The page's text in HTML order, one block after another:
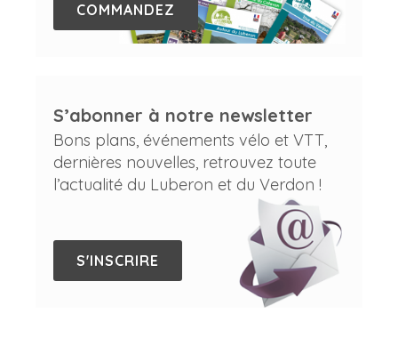
COMMANDEZ
S’abonner à notre newsletter
Bons plans, événements vélo et VTT,
dernières nouvelles, retrouvez toute
l’actualité du Luberon et du Verdon !
S'INSCRIRE